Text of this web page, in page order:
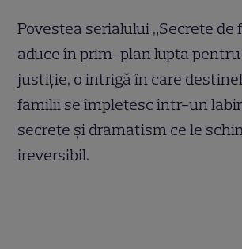
Povestea serialului „Secrete de
aduce în prim-plan lupta
justiție, o intrigă în care
familii se împletesc într-un
secrete și dramatism ce le
ireversibil.